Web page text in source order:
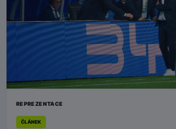
REPREZENTACE
ČLÁNEK